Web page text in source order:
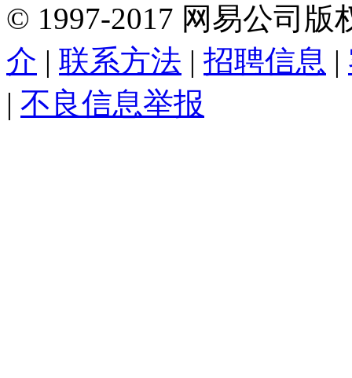
© 1997-2017 网易公司版
介 | 联系方法 | 招聘信息 |
| 不良信息举报